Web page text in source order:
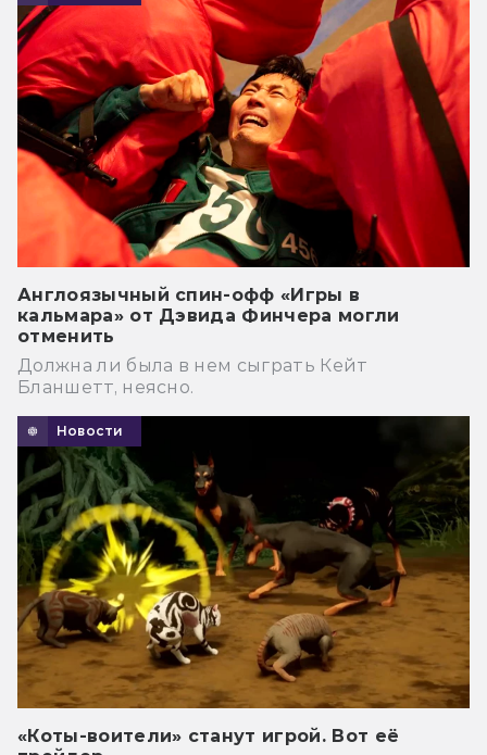
Англоязычный спин-офф «Игры в
кальмара» от Дэвида Финчера могли
отменить
Должна ли была в нем сыграть Кейт
Бланшетт, неясно.
Новости
«Коты-воители» станут игрой. Вот её